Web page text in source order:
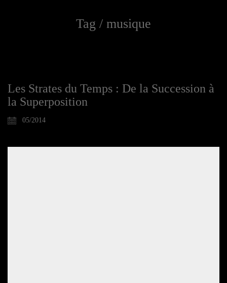
Tag / musique
Les Strates du Temps : De la Succession à
la Superposition
05/2014